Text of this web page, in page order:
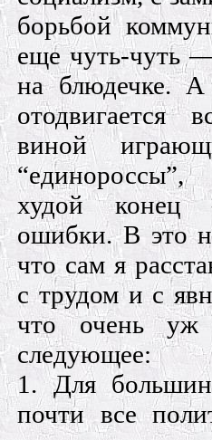
борьбой
еще чуть-чуть
на блюдечке. А
отодвигается
виной
худой конец
ошибки. В это
что сам я
с трудом и с
что очень уж
следующее:
1. Для
почти все